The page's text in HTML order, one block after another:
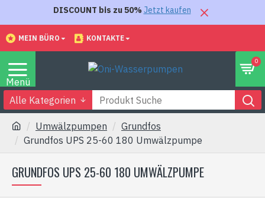
DISCOUNT bis zu 50%Jetzt kaufen
MEIN BÜRO KONTAKTE
0
Alle Kategorien
Umwälzpumpen
Grundfos
Grundfos UPS 25-60 180 Umwälzpumpe
GRUNDFOS UPS 25-60 180 UMWÄLZPUMPE